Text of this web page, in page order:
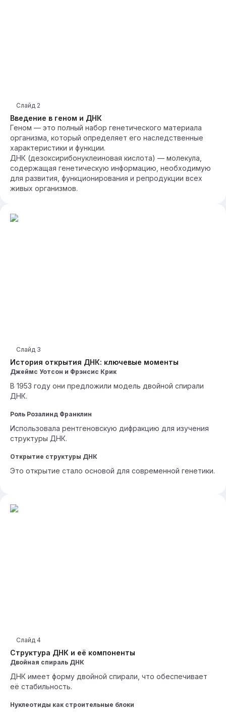
Введение в геном и ДНК
Слайд 2
Геном — это полный набор генетического материала
организма, который определяет его наследственные
характеристики и функции.
ДНК (дезоксирибонуклеиновая кислота) — молекула,
содержащая генетическую информацию, необходимую
для развития, функционирования и репродукции всех
живых организмов.
История открытия ДНК: ключевые моменты
Слайд 3
Джеймс Уотсон и Фрэнсис Крик
В 1953 году они предложили модель двойной спирали
ДНК.
Роль Розалинд Франклин
Использовала рентгеновскую дифракцию для изучения
структуры ДНК.
Открытие структуры ДНК
Это открытие стало основой для современной генетики.
Структура ДНК и её компоненты
Слайд 4
Двойная спираль ДНК
ДНК имеет форму двойной спирали, что обеспечивает
её стабильность.
Нуклеотиды как строительные блоки